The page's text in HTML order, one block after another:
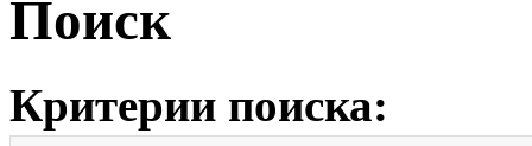
Поиск
Критерии поиска: